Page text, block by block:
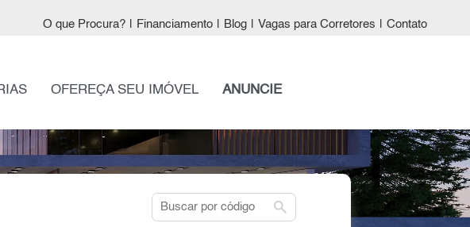
O que Procura? Financiamento Blog Vagas para Corretores Contato
OFEREÇA SEU IMÓVEL ANUNCIE
search